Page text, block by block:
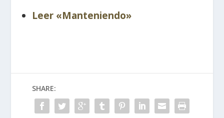
Leer «Manteniendo»
SHARE: